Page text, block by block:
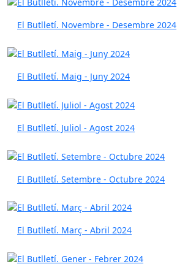
El Butlletí. Novembre - Desembre 2024
El Butlletí. Maig - Juny 2024
El Butlletí. Juliol - Agost 2024
El Butlletí. Setembre - Octubre 2024
El Butlletí. Març - Abril 2024